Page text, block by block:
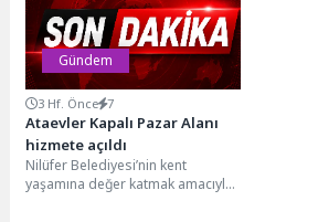
Gündem
3 Hf. Önce 7
Ataevler Kapalı Pazar Alanı
hizmete açıldı
Nilüfer Belediyesi’nin kent
yaşamına değer katmak amacıyla